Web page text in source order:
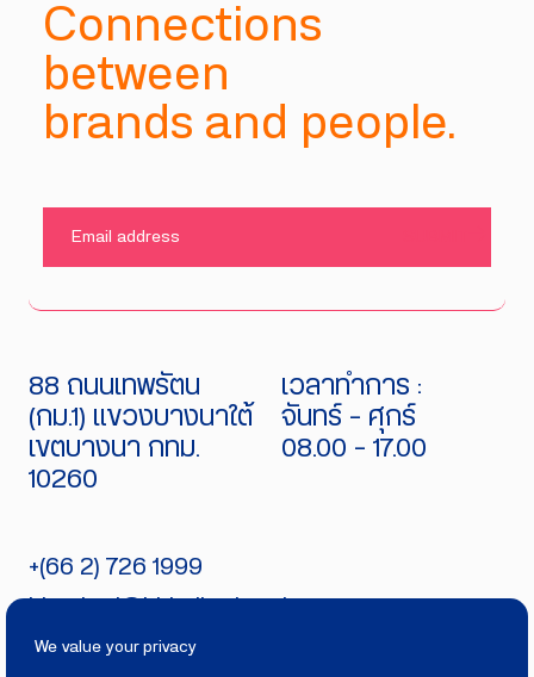
We value your privacy
Connections
between
brands and people.
88 ถนนเทพรัตน
(กม.1) แขวงบางนาใต้
เขตบางนา กทม.
10260
เวลาทำการ :
จันทร์ - ศุกร์
08.00 - 17.00
+(66 2) 726 1999